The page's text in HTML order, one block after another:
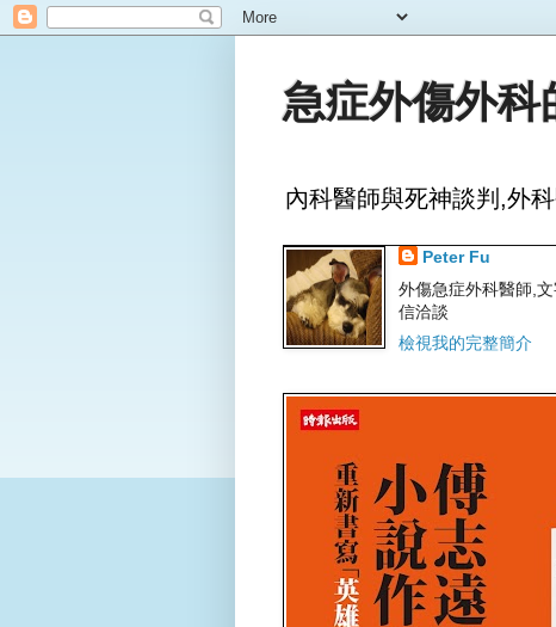
急症外傷外科
內科醫師與死神談判,外
Peter Fu
外傷急症外科醫師,
信洽談
檢視我的完整簡介